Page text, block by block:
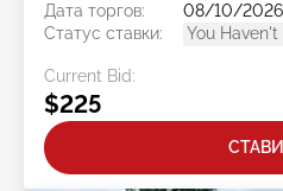
Дата торгов:
08/10/2026
Статус ставки:
You Haven't
Current Bid:
$225